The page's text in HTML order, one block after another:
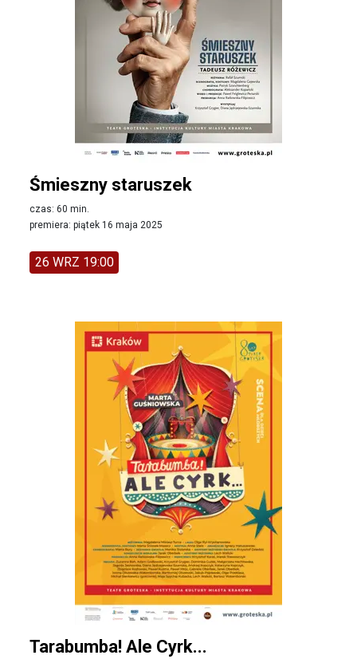
Śmieszny staruszek
czas: 60 min.
premiera: piątek 16 maja 2025
26 WRZ 19:00
Tarabumba! Ale Cyrk...